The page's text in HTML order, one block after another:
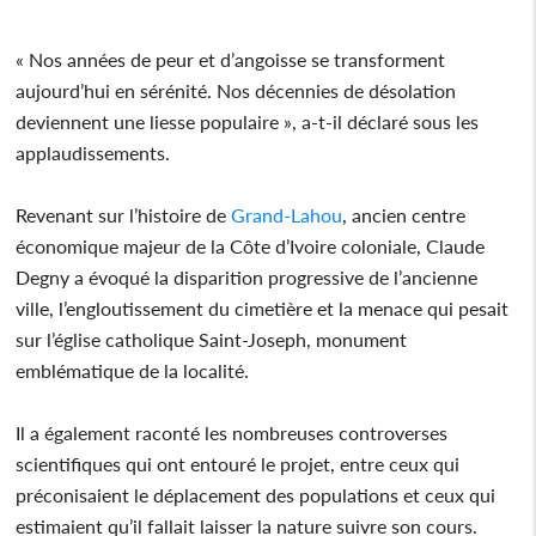
« Nos années de peur et d’angoisse se transforment
aujourd’hui en sérénité. Nos décennies de désolation
deviennent une liesse populaire », a-t-il déclaré sous les
applaudissements.
Revenant sur l’histoire deGrand-Lahou , ancien centre
économique majeur de la Côte d’Ivoire coloniale, Claude
Degny a évoqué la disparition progressive de l’ancienne
ville, l’engloutissement du cimetière et la menace qui pesait
sur l’église catholique Saint-Joseph, monument
emblématique de la localité.
Il a également raconté les nombreuses controverses
scientifiques qui ont entouré le projet, entre ceux qui
préconisaient le déplacement des populations et ceux qui
estimaient qu’il fallait laisser la nature suivre son cours.